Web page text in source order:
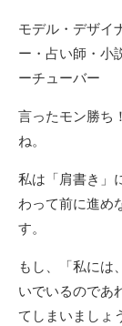
モデル・デザイ
ー・占い師・小
ーチューバー
言ったモン勝ち
ね。
私は「肩書き」
わって前に進め
す。
もし、「私には
いでいるのであ
てしまいましょ